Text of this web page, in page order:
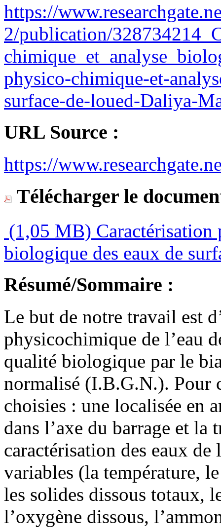
https://
2/publication/
physico-chimique-et-
surface-de-loued-Daliya-
URL Source :
https://
Télécharger le
(1,05 MB) Caractérisation
biologique des eaux de
Résumé/Sommaire :
Le but de notre travail est
physicochimique de l’eau
qualité biologique par le
normalisé (I.B.G.N.). Pour
choisies : une localisée en
dans l’axe du barrage et
caractérisation des eaux de
variables (la température,
les solides dissous totaux,
l’oxygène dissous,